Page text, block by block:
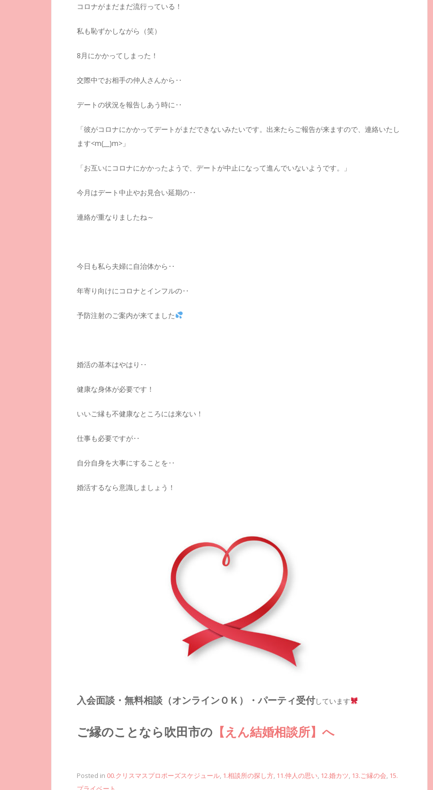
コロナがまだまだ流行っている！
私も恥ずかしながら（笑）
8月にかかってしまった！
交際中でお相手の仲人さんから‥
デートの状況を報告しあう時に‥
「彼がコロナにかかってデートがまだできないみたいです。出来たらご報告が来ますので、連絡いたし
ます<m(__)m>」
「お互いにコロナにかかったようで、デートが中止になって進んでいないようです。」
今月はデート中止やお見合い延期の‥
連絡が重なりましたね～
今日も私ら夫婦に自治体から‥
年寄り向けにコロナとインフルの‥
予防注射のご案内が来てました
婚活の基本はやはり‥
健康な身体が必要です！
いいご縁も不健康なところには来ない！
仕事も必要ですが‥
自分自身を大事にすることを‥
婚活するなら意識しましょう！
入会面談・無料相談（オンラインＯＫ）・パーティ受付しています
ご縁のことなら吹田市の 【えん結婚相談所】へ
Posted in 00.クリスマスプロポーズスケジュール, 1.相談所の探し方, 11.仲人の思い, 12.婚カツ, 13.ご縁の会, 15.